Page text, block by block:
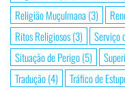
Religião Muçulmana (3)
Ritos Religiosos(3) Serviço
Situação de Perigo(5)
Tradução(4) Tráfico de